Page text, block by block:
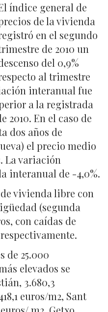
índice general de
de la vivienda
en el segundo
de 2010 un
del 0,9%
al trimestre
interanual fue
a la registrada
2010. En el caso de
dos años de
el precio medio
La variación
interanual de -4,0%.
vivienda libre con
(segunda
con caídas de
de 25.000
elevados se
3.680,3
euros/m2, Sant